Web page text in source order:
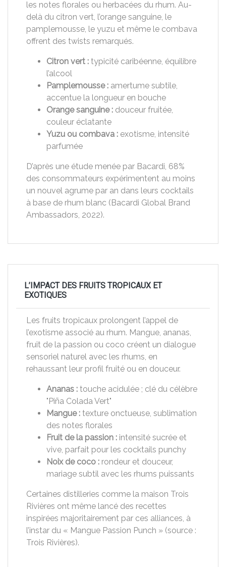
les notes florales ou herbacées du rhum. Au-
delà du citron vert, l’orange sanguine, le
pamplemousse, le yuzu et même le combava
offrent des twists remarqués.
Citron vert : typicité caribéenne, équilibre
l’alcool
Pamplemousse : amertume subtile,
accentue la longueur en bouche
Orange sanguine : douceur fruitée,
couleur éclatante
Yuzu ou combava : exotisme, intensité
parfumée
D’après une étude menée par Bacardi, 68%
des consommateurs expérimentent au moins
un nouvel agrume par an dans leurs cocktails
à base de rhum blanc (Bacardi Global Brand
Ambassadors, 2022).
L’IMPACT DES FRUITS TROPICAUX ET
EXOTIQUES
Les fruits tropicaux prolongent l’appel de
l’exotisme associé au rhum. Mangue, ananas,
fruit de la passion ou coco créent un dialogue
sensoriel naturel avec les rhums, en
rehaussant leur profil fruité ou en douceur.
Ananas : touche acidulée ; clé du célèbre
"Piña Colada Vert"
Mangue : texture onctueuse, sublimation
des notes florales
Fruit de la passion : intensité sucrée et
vive, parfait pour les cocktails punchy
Noix de coco : rondeur et douceur,
mariage subtil avec les rhums puissants
Certaines distilleries comme la maison Trois
Rivières ont même lancé des recettes
inspirées majoritairement par ces alliances, à
l’instar du « Mangue Passion Punch » (source :
Trois Rivières).